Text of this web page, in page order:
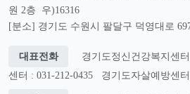
원 2층 우)16316
[분소] 경기도 수원시 팔달구 덕영대로
대표전화
경기도정신건강복지센
센터 : 031-212-0435
경기도자살예방센